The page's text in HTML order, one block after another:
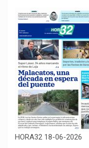
HORA32 18-06-2026